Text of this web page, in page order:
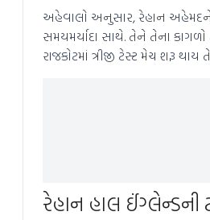
અહેવાલો અનુસાર, રેહાન અહેમદને
સમયમર્યાદા સાથે. તેને તેના
રાજકોટમાં ત્રીજી ટેસ્ટ મેચ શરૂ
રેહાન હાલ ઈંગ્લેન્ડની